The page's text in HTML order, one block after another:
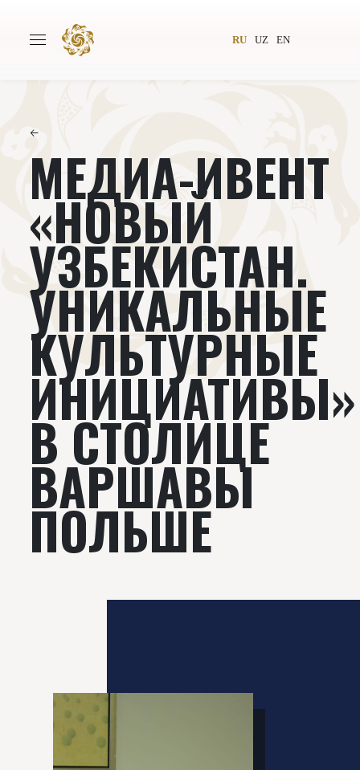
RU UZ EN
Авторы Всемирное общество
Издательство Новости
Проекты Подкасты
Книги Видеолекторий
←
МЕДИА-ИВЕНТ
«НОВЫЙ
УЗБЕКИСТАН.
УНИКАЛЬНЫЕ
КУЛЬТУРНЫЕ
ИНИЦИАТИВЫ»
В СТОЛИЦЕ
ВАРШАВЫ
ПОЛЬШЕ